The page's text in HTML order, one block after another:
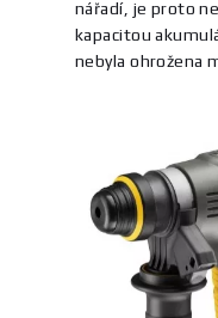
nářadí, je proto
kapacitou
nebyla ohrožena